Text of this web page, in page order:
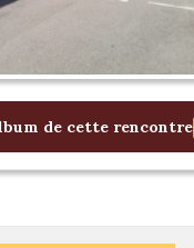
de cette rencontre